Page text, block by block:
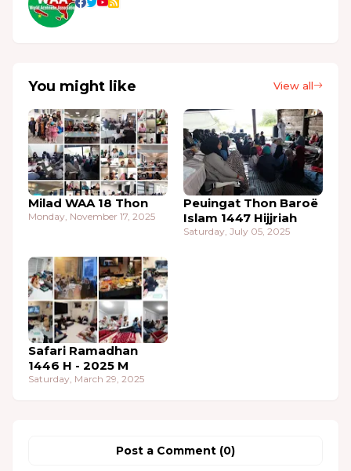
You might like View all
Milad WAA 18 Thon
Monday, November 17, 2025
Peuingat Thon Baroë
Islam 1447 Hijjriah
Saturday, July 05, 2025
Safari Ramadhan
1446 H - 2025 M
Saturday, March 29, 2025
Post a Comment (0)